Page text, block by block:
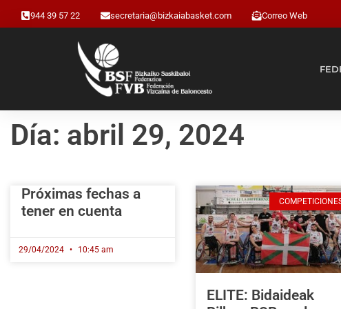
944 39 57 22 secretaria@bizkaiabasket.com Correo Web
Día: abril 29, 2024
Próximas fechas a
tener en cuenta
29/04/2024 10:45 am
ELITE: Bidaideak